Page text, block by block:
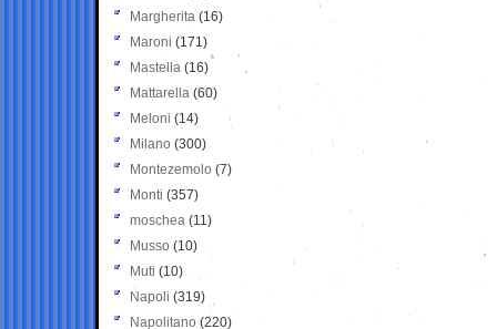
Margherita (16)
Maroni (171)
Mastella (16)
Mattarella (60)
Meloni (14)
Milano (300)
Montezemolo (7)
Monti (357)
moschea (11)
Musso (10)
Muti (10)
Napoli (319)
Napolitano (220)